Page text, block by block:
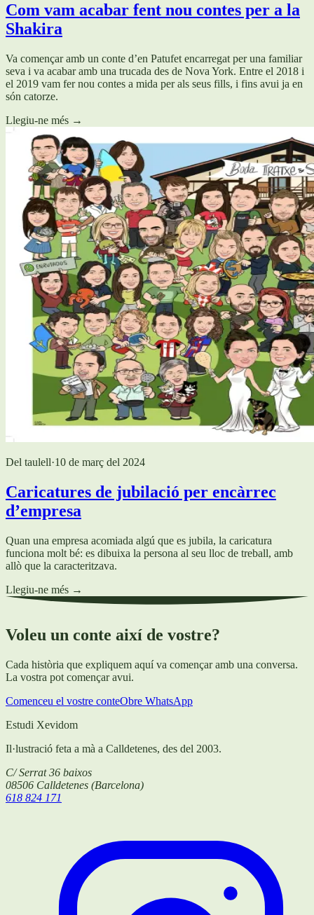
Com vam acabar fent nou contes per a la
Shakira
Va començar amb un conte d’en Patufet encarregat per una familiar
seva i va acabar amb una trucada des de Nova York. Entre el 2018 i
el 2019 vam fer nou contes a mida per als seus fills, i fins avui ja en
són catorze.
Llegiu-ne més →
Del taulell·10 de març del 2024
Caricatures de jubilació per encàrrec
d’empresa
Quan una empresa acomiada algú que es jubila, la caricatura
funciona molt bé: es dibuixa la persona al seu lloc de treball, amb
allò que la caracteritzava.
Llegiu-ne més →
Voleu un conte així de vostre?
Cada història que expliquem aquí va començar amb una conversa.
La vostra pot començar avui.
Comenceu el vostre conteObre WhatsApp
Estudi Xevidom
Il·lustració feta a mà a Calldetenes, des del 2003.
C/ Serrat 36 baixos
08506 Calldetenes (Barcelona)
618 824 171